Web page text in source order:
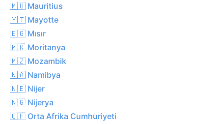
🇲🇺 Mauritius
🇾🇹 Mayotte
🇪🇬 Mısır
🇲🇷 Moritanya
🇲🇿 Mozambik
🇳🇦 Namibya
🇳🇪 Nijer
🇳🇬 Nijerya
🇨🇫 Orta Afrika Cumhuriyeti